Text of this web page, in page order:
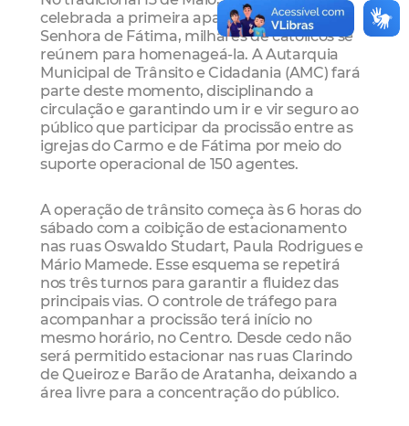
celebrada a primeira aparição de Nossa
Senhora de Fátima, milhares de católicos se
reúnem para homenageá-la. A Autarquia
Municipal de Trânsito e Cidadania (AMC) fará
parte deste momento, disciplinando a
circulação e garantindo um ir e vir seguro ao
público que participar da procissão entre as
igrejas do Carmo e de Fátima por meio do
suporte operacional de 150 agentes.
A operação de trânsito começa às 6 horas do
sábado com a coibição de estacionamento
nas ruas Oswaldo Studart, Paula Rodrigues e
Mário Mamede. Esse esquema se repetirá
nos três turnos para garantir a fluidez das
principais vias. O controle de tráfego para
acompanhar a procissão terá início no
mesmo horário, no Centro. Desde cedo não
será permitido estacionar nas ruas Clarindo
de Queiroz e Barão de Aratanha, deixando a
área livre para a concentração do público.